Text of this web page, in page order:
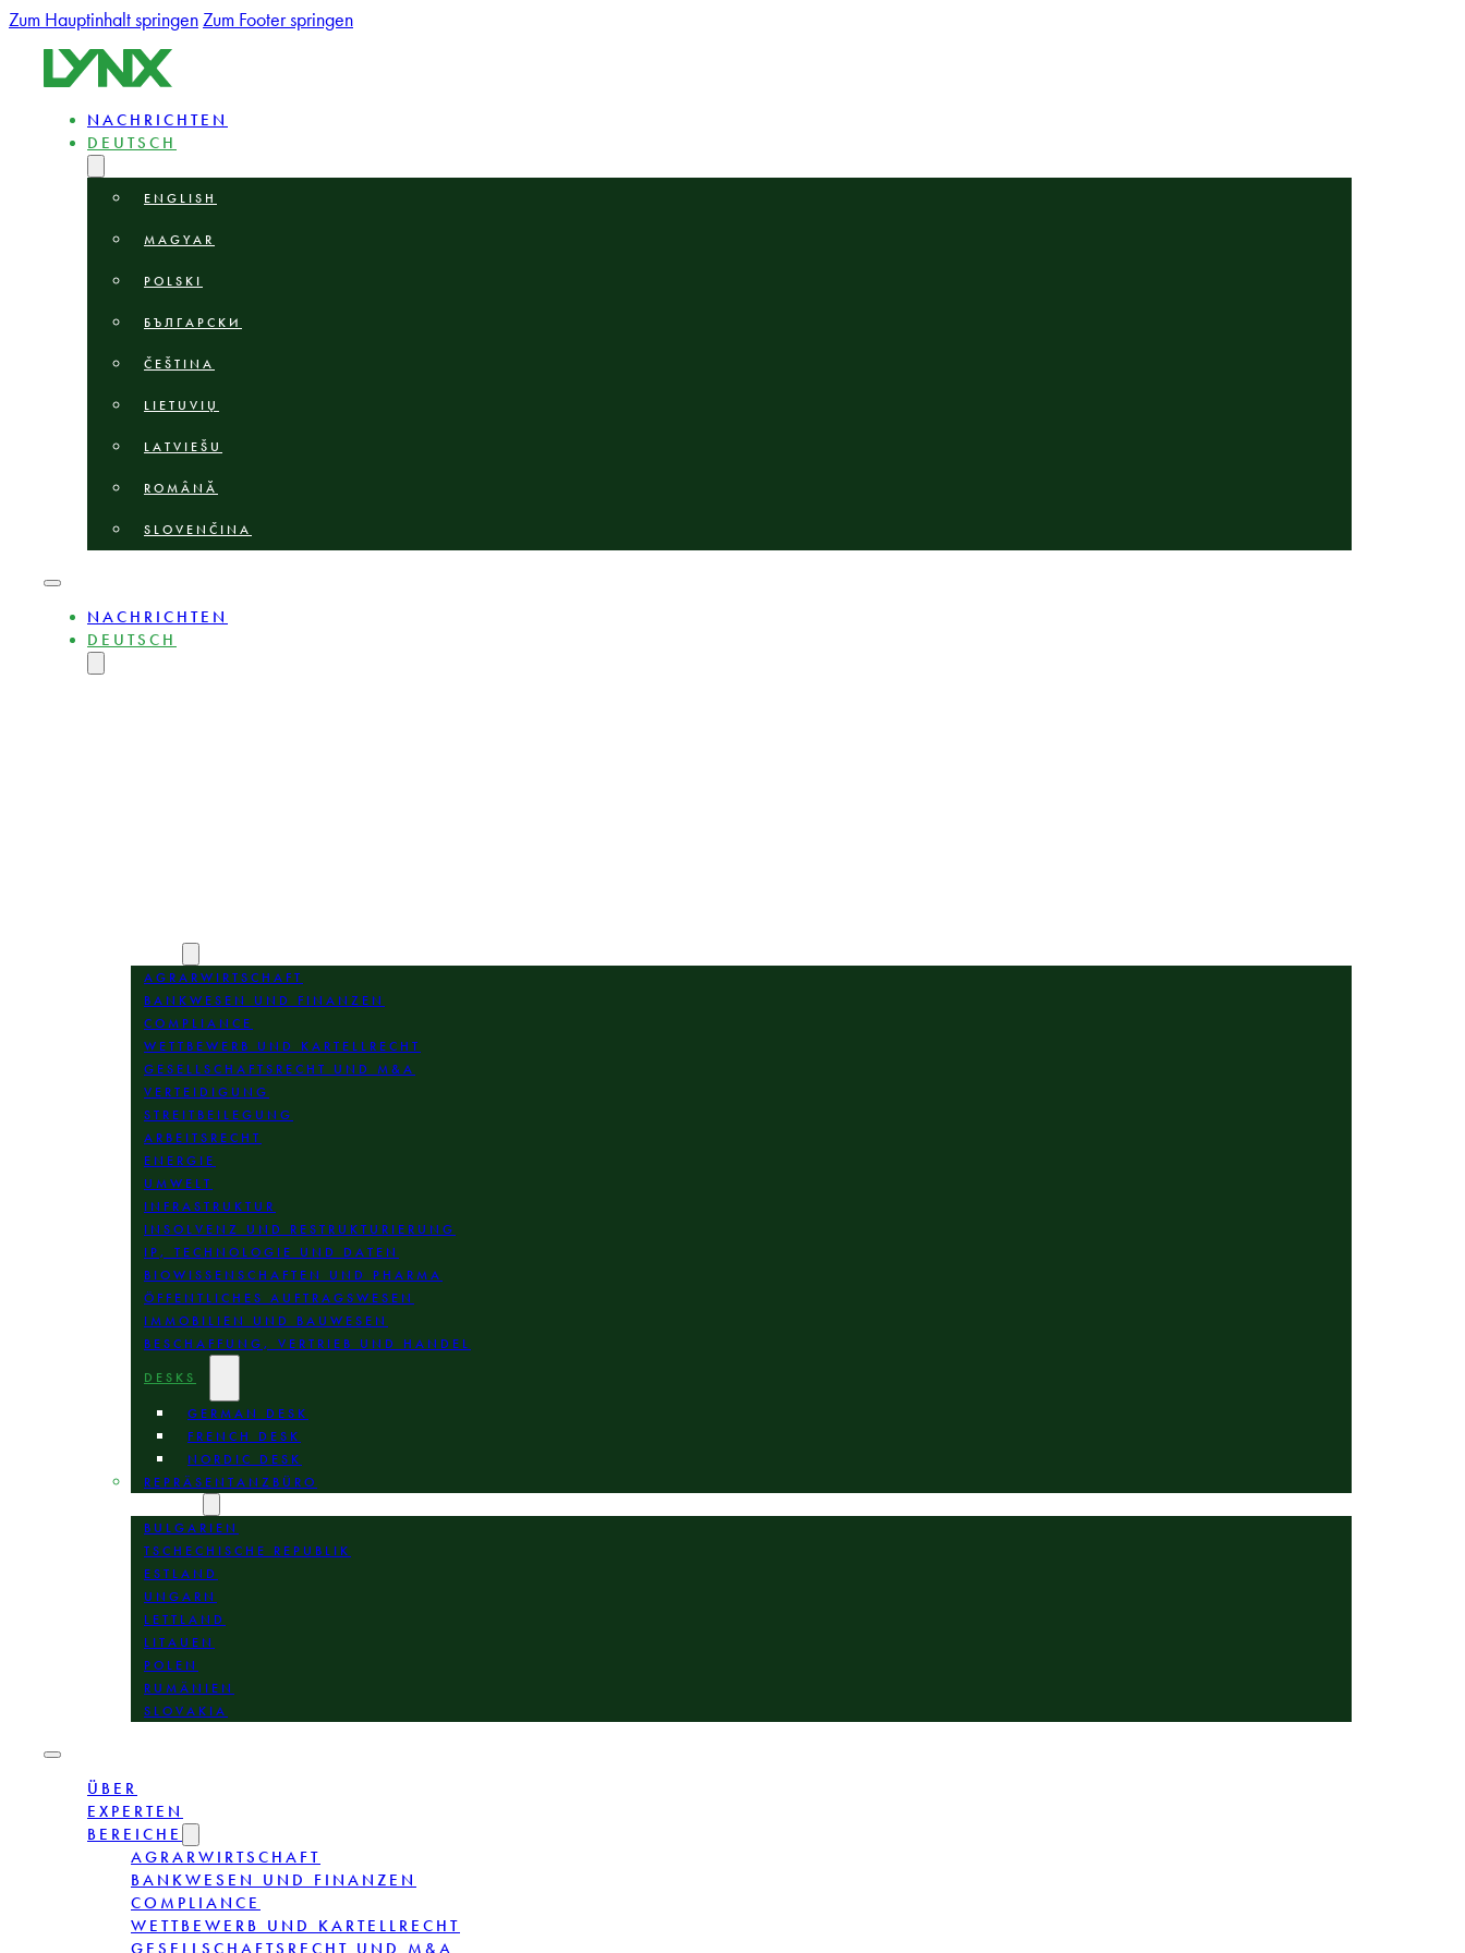
Zum Hauptinhalt springenZum Footer springen
NACHRICHTEN
DEUTSCH
ENGLISH
MAGYAR
POLSKI
БЪЛГАРСКИ
ČEŠTINA
LIETUVIŲ
LATVIEŠU
ROMÂNĂ
SLOVENČINA
NACHRICHTEN
DEUTSCH
AGRARWIRTSCHAFT
BANKWESEN UND FINANZEN
COMPLIANCE
WETTBEWERB UND KARTELLRECHT
GESELLSCHAFTSRECHT UND M&A
VERTEIDIGUNG
STREITBEILEGUNG
ARBEITSRECHT
ENERGIE
UMWELT
INFRASTRUKTUR
INSOLVENZ UND RESTRUKTURIERUNG
IP, TECHNOLOGIE UND DATEN
BIOWISSENSCHAFTEN UND PHARMA
ÖFFENTLICHES AUFTRAGSWESEN
IMMOBILIEN UND BAUWESEN
BESCHAFFUNG, VERTRIEB UND HANDEL
DESKS
GERMAN DESK
FRENCH DESK
NORDIC DESK
REPRÄSENTANZBÜRO
BULGARIEN
TSCHECHISCHE REPUBLIK
ESTLAND
UNGARN
LETTLAND
LITAUEN
POLEN
RUMÄNIEN
SLOVAKIA
ÜBER
EXPERTEN
BEREICHE
AGRARWIRTSCHAFT
BANKWESEN UND FINANZEN
COMPLIANCE
WETTBEWERB UND KARTELLRECHT
GESELLSCHAFTSRECHT UND M&A